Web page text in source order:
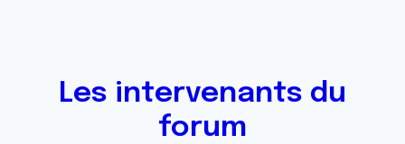
Les intervenants du
forum